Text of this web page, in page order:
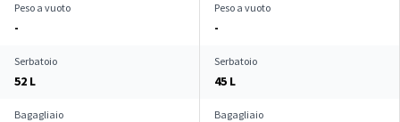
Peso a vuoto
-
Peso a vuoto
-
Serbatoio
52 L
Serbatoio
45 L
Bagagliaio Bagagliaio